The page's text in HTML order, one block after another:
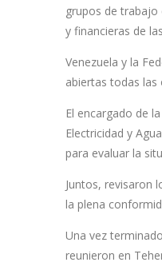
grupos de trabajo
y financieras de
Venezuela y la
abiertas todas
El encargado de
Electricidad y
para evaluar la
Juntos, revisaron
la plena
Una vez
reunieron en